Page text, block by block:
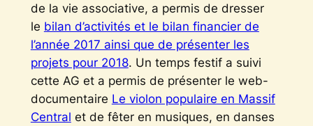
de la vie associative, a permis de dresser
le bilan d’activités et le bilan financier de
l’année 2017 ainsi que de présenter les
projets pour 2018. Un temps festif a suivi
cette AG et a permis de présenter le web-
documentaire Le violon populaire en Massif
Central et de fêter en musiques, en danses